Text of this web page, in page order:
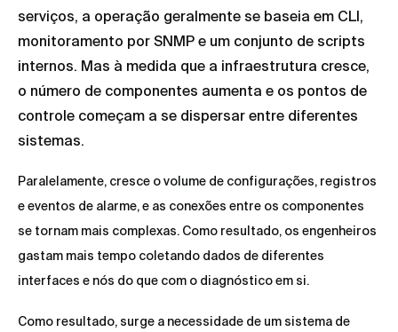
serviços, a operação geralmente se baseia em CLI,
monitoramento por SNMP e um conjunto de scripts
internos. Mas à medida que a infraestrutura cresce,
o número de componentes aumenta e os pontos de
controle começam a se dispersar entre diferentes
sistemas.
Paralelamente, cresce o volume de configurações, registros
e eventos de alarme, e as conexões entre os componentes
se tornam mais complexas. Como resultado, os engenheiros
gastam mais tempo coletando dados de diferentes
interfaces e nós do que com o diagnóstico em si.
Como resultado, surge a necessidade de um sistema de